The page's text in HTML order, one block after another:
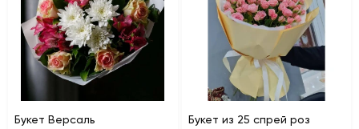
Букет Версаль Букет из 25 спрей роз